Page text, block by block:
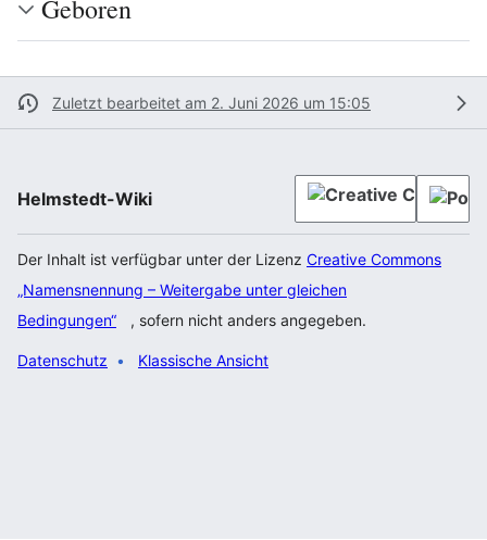
Geboren
Zuletzt bearbeitet am 2. Juni 2026 um 15:05
Helmstedt-Wiki
Der Inhalt ist verfügbar unter der Lizenz Creative Commons
„Namensnennung – Weitergabe unter gleichen
Bedingungen“
, sofern nicht anders angegeben.
Datenschutz Klassische Ansicht